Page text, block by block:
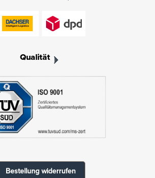
Qualität
Bestellung widerrufen